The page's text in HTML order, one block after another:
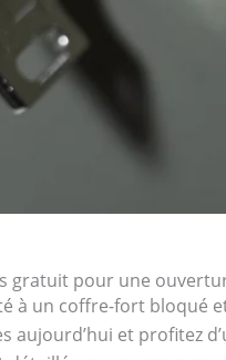
gratuit pour une
à un coffre-fort bloqué
aujourd’hui et profitez